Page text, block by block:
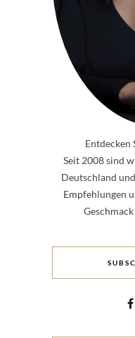
Entdecken
Seit 2008 sind
Deutschland
Empfehlungen